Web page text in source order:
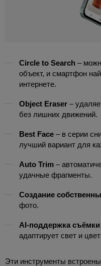
Circle to Search –
объект, и смартфон
интернете.
Object Eraser –
без лишних движений.
Best Face – в серии
лучший вариант для
Auto Trim –
удачные фрагменты.
Создание
фото.
AI-поддержка съёмки
адаптирует свет и
Эти инструменты